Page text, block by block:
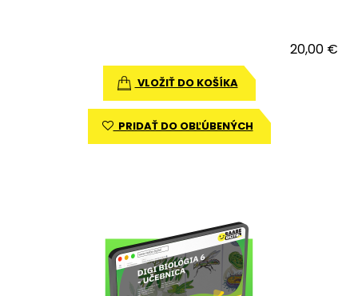
20,00 €
VLOŽIŤ DO KOŠÍKA
PRIDAŤ DO OBĽÚBENÝCH